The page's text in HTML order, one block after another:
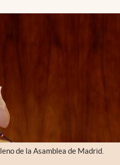
de la Asamblea de Madrid.